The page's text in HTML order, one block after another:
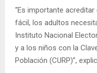
“Es importante
fácil, los adultos
Instituto Nacional
y a los niños con la
Población (CURP)”,